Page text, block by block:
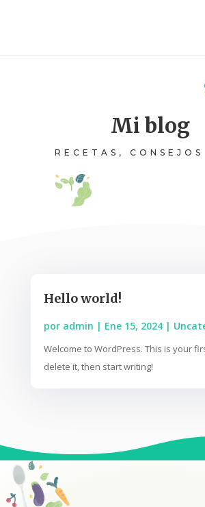
Mi blog
RECETAS, CONSEJOS
Hello world!
por admin | Ene 15, 2024|
Welcome to WordPress. This is your
delete it, then start writing!